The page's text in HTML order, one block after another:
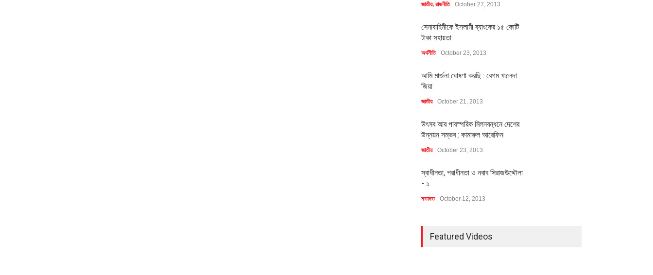
জাতীয়, রাজনীতি October 27, 2013
সেনাবাহিনীকে ইসলামী ব্যাংকের ১৫ কোটি
টাকা সহায়তা
অর্থনীতি October 23, 2013
আমি মার্জনা ঘোষণা করছি : বেগম খালেদা
জিয়া
জাতীয় October 21, 2013
উৎসব আর পারস্পরিক মিলনবন্ধনে দেশের
উন্নয়ন সম্ভব : কামারুল আরেফিন
জাতীয় October 23, 2013
স্বাধীনতা, পরাধীনতা ও নবাব সিরাজউদ্দৌলা
- ১
মতামত October 12, 2013
Featured Videos